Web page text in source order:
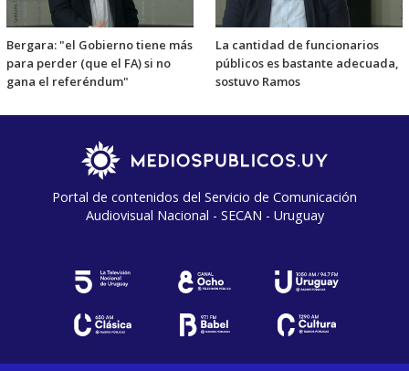
Bergara: "el Gobierno tiene más
para perder (que el FA) si no
gana el referéndum"
La cantidad de funcionarios
públicos es bastante adecuada,
sostuvo Ramos
Portal de contenidos del Servicio de Comunicación
Audiovisual Nacional - SECAN - Uruguay